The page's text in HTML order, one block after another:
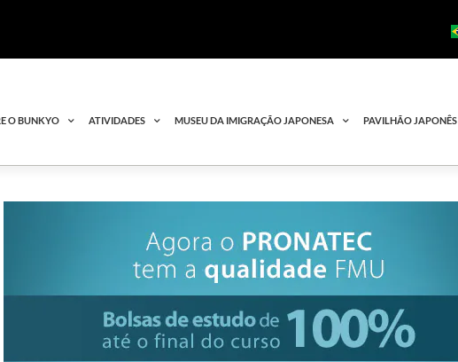
O BUNKYO ATIVIDADES MUSEU DA IMIGRAÇÃO JAPONESA PAVILHÃO JAPONÊS